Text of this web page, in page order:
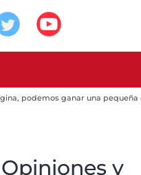
podemos ganar una pequeña
y